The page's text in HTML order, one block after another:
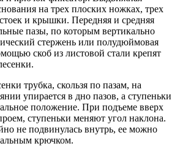
на трех плоских ножках, трех
и крышки. Передняя и средняя
пазы, по которым вертикально
стержень или полудюймовая
скоб из листовой стали крепят
трубка, скользя по пазам, на
упирается в дно пазов, а ступеньки
положение. При подъеме вверх
ступеньки меняют угол наклона.
не подвинулась внутрь, ее можно
крючком.